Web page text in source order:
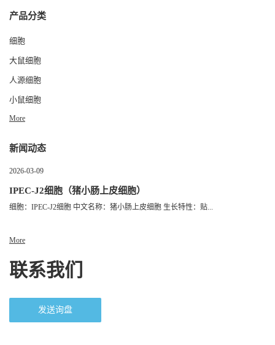
产品分类
细胞
大鼠细胞
人源细胞
小鼠细胞
More
新闻动态
2026-03-09
IPEC-J2细胞（猪小肠上皮细胞）
细胞：IPEC-J2细胞 中文名称：猪小肠上皮细胞 生长特性：贴...
More
联系我们
发送询盘